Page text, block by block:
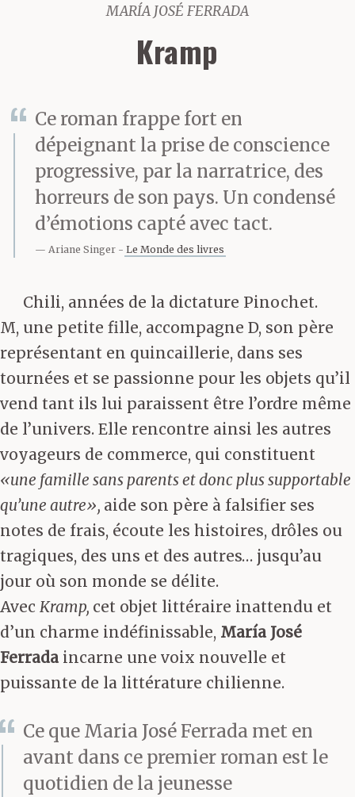
MARÍA JOSÉ FERRADA
Kramp
Ce roman frappe fort en
dépeignant la prise de conscience
progressive, par la narratrice, des
horreurs de son pays. Un condensé
d’émotions capté avec tact.
Ariane Singer Le Monde des livres
Chili, années de la dictature Pinochet.
M, une petite fille, accompagne D, son père
représentant en quincaillerie, dans ses
tournées et se passionne pour les objets qu’il
vend tant ils lui paraissent être l’ordre même
de l’univers. Elle rencontre ainsi les autres
voyageurs de commerce, qui constituent
«une famille sans parents et donc plus supportable
qu’une autre», aide son père à falsifier ses
notes de frais, écoute les histoires, drôles ou
tragiques, des uns et des autres… jusqu’au
jour où son monde se délite.
Avec Kramp, cet objet littéraire inattendu et
d’un charme indéfinissable, María José
Ferrada incarne une voix nouvelle et
puissante de la littérature chilienne.
Ce que Maria José Ferrada met en
avant dans ce premier roman est le
quotidien de la jeunesse